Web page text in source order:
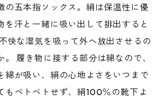
の五本指ソックス。絹は保温性に優
を汗と一緒に吸い出して排出すると
快な湿気を吸って外へ放出させるの
履き物に接する部分は綿なので、
綿が吸い、絹の心地よさをいつまで
もベトベトせず、絹100％の靴下よ